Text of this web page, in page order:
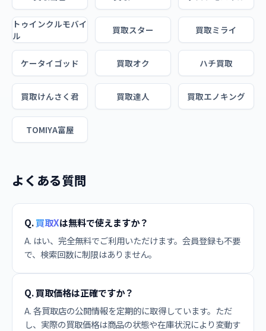
トゥインクルモバイ
ル
買取スター 買取ミライ
ケータイゴッド 買取オク ハチ買取
買取けんさく君 買取達人 買取エノキング
TOMIYA富屋
よくある質問
Q.買取Xは無料で使えますか？
A. はい、完全無料でご利用いただけます。会員登録も不要
で、検索回数に制限はありません。
Q. 買取価格は正確ですか？
A. 各買取店の公開情報を定期的に取得しています。ただ
し、実際の買取価格は商品の状態や在庫状況により変動す